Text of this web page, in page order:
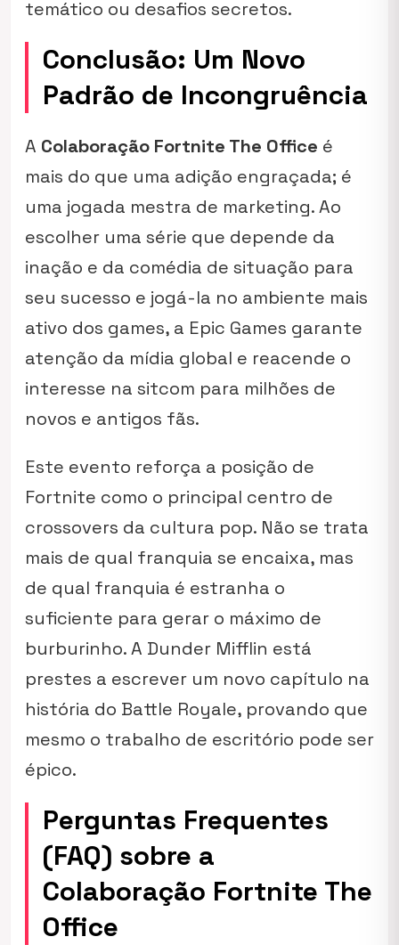
temático ou desafios secretos.
Conclusão: Um Novo
Padrão de Incongruência
A Colaboração Fortnite The Office é
mais do que uma adição engraçada; é
uma jogada mestra de marketing. Ao
escolher uma série que depende da
inação e da comédia de situação para
seu sucesso e jogá-la no ambiente mais
ativo dos games, a Epic Games garante
atenção da mídia global e reacende o
interesse na sitcom para milhões de
novos e antigos fãs.
Este evento reforça a posição de
Fortnite como o principal centro de
crossovers da cultura pop. Não se trata
mais de qual franquia se encaixa, mas
de qual franquia é estranha o
suficiente para gerar o máximo de
burburinho. A Dunder Mifflin está
prestes a escrever um novo capítulo na
história do Battle Royale, provando que
mesmo o trabalho de escritório pode ser
épico.
Perguntas Frequentes
(FAQ) sobre a
Colaboração Fortnite The
Office